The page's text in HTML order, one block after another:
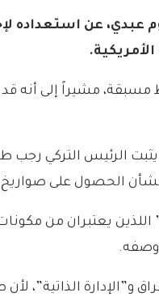
عبدي، عن استعداده
مشيراً إلى أنه
الرئيس التركي رجب
على صواريخ إس400
اللذين يعتبران من
وصفه.
الذاتية”، لأن